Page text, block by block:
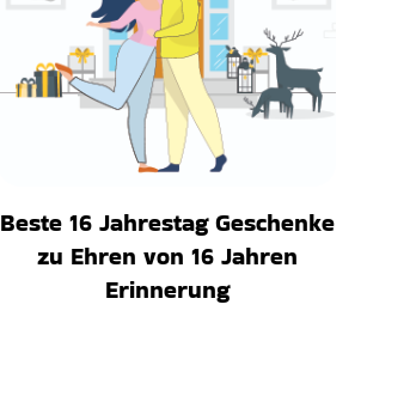
Beste 16 Jahrestag Geschenke
zu Ehren von 16 Jahren
Erinnerung